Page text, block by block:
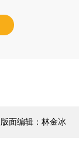
版面编辑：林金冰